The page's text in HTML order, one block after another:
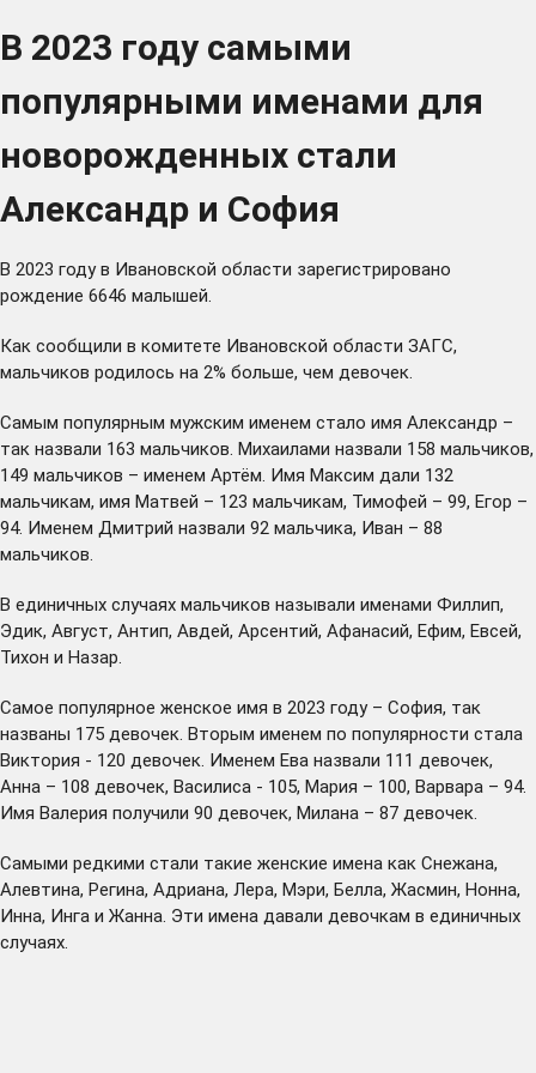
В 2023 году самыми
популярными именами для
новорожденных стали
Александр и София
В 2023 году в Ивановской области зарегистрировано
рождение 6646 малышей.
Как сообщили в комитете Ивановской области ЗАГС,
мальчиков родилось на 2% больше, чем девочек.
Самым популярным мужским именем стало имя Александр –
так назвали 163 мальчиков. Михаилами назвали 158 мальчиков,
149 мальчиков – именем Артём. Имя Максим дали 132
мальчикам, имя Матвей – 123 мальчикам, Тимофей – 99, Егор –
94. Именем Дмитрий назвали 92 мальчика, Иван – 88
мальчиков.
В единичных случаях мальчиков называли именами Филлип,
Эдик, Август, Антип, Авдей, Арсентий, Афанасий, Ефим, Евсей,
Тихон и Назар.
Самое популярное женское имя в 2023 году – София, так
названы 175 девочек. Вторым именем по популярности стала
Виктория - 120 девочек. Именем Ева назвали 111 девочек,
Анна – 108 девочек, Василиса - 105, Мария – 100, Варвара – 94.
Имя Валерия получили 90 девочек, Милана – 87 девочек.
Самыми редкими стали такие женские имена как Снежана,
Алевтина, Регина, Адриана, Лера, Мэри, Белла, Жасмин, Нонна,
Инна, Инга и Жанна. Эти имена давали девочкам в единичных
случаях.